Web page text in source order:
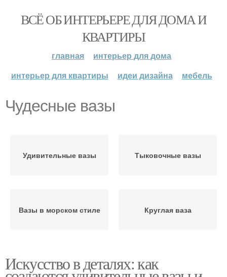
ВСЁ ОБ ИНТЕРЬЕРЕ ДЛЯ ДОМА И
КВАРТИРЫ
главная
интерьер для дома
интерьер для квартиры
идеи дизайна мебель
Чудесные вазы
Удивительные вазы Тыковочные вазы
Вазы в морском стиле Круглая ваза
Искусство в деталях: как